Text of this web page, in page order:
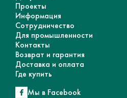
Проекты
Информация
Сотрудничество
Для промышленности
Контакты
Возврат и гарантия
Доставка и оплата
Где купить
Мы в Facebook